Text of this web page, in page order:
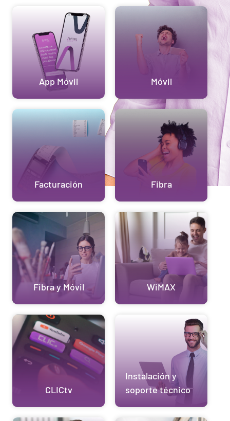
App Móvil Móvil
Facturación Fibra
Fibra y Móvil WiMAX
CLICtv
Instalación y
soporte técnico